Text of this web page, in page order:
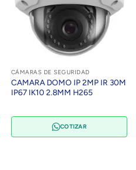
CÁMARAS DE SEGURIDAD
CAMARA DOMO IP 2MP IR 30M
IP67 IK10 2.8MM H265
COTIZAR